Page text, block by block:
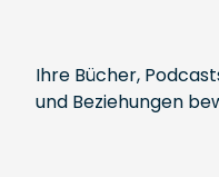
Ihre Bücher,
und Beziehungen